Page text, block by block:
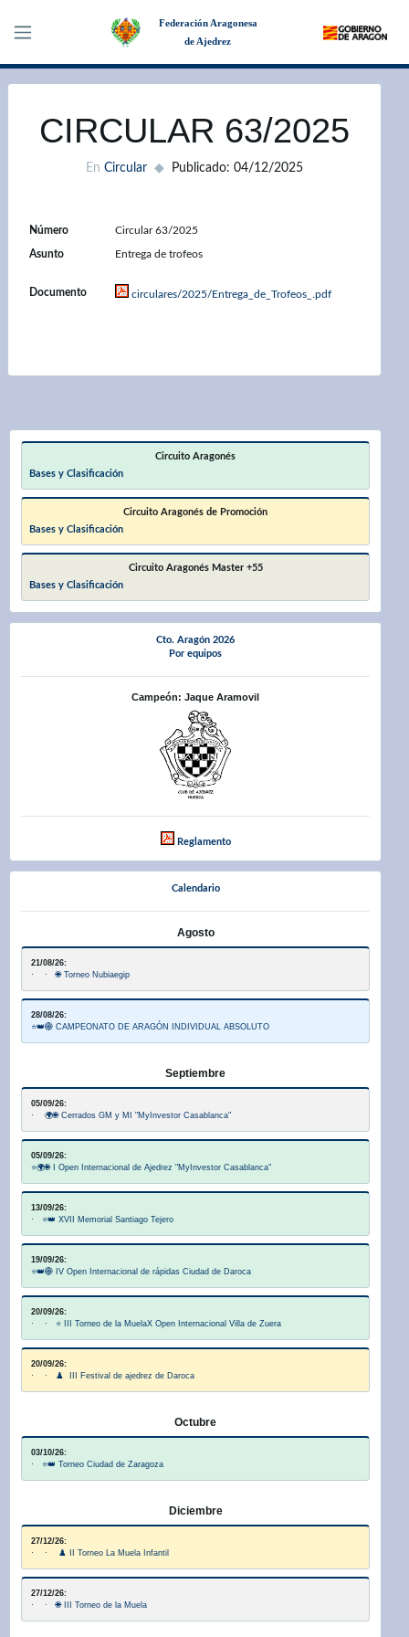
Federación Aragonesa
de Ajedrez
CIRCULAR 63/2025
En Circular Publicado: 04/12/2025
Número Circular 63/2025
Asunto Entrega de trofeos
Documento circulares/2025/Entrega_de_Trofeos_.pdf
Circuito Aragonés
Bases y Clasificación
Circuito Aragonés de Promoción
Bases y Clasificación
Circuito Aragonés Master +55
Bases y Clasificación
Cto. Aragón 2026
Por equipos
Campeón: Jaque Aramovil
Reglamento
Calendario
Agosto
21/08/26:
· · 🌐 Torneo Nubiaegip
28/08/26:
⭐👑🌐 CAMPEONATO DE ARAGÓN INDIVIDUAL ABSOLUTO
Septiembre
05/09/26:
· 🌍🌐 Cerrados GM y MI "MyInvestor Casablanca"
05/09/26:
⭐🌍🌐 I Open Internacional de Ajedrez "MyInvestor Casablanca"
13/09/26:
· ⭐👑 XVII Memorial Santiago Tejero
19/09/26:
⭐👑🌐 IV Open Internacional de rápidas Ciudad de Daroca
20/09/26:
· · ⭐ III Torneo de la MuelaX Open Internacional Villa de Zuera
20/09/26:
· · ♟️ III Festival de ajedrez de Daroca
Octubre
03/10/26:
· ⭐👑 Torneo Ciudad de Zaragoza
Diciembre
27/12/26:
· · ♟️ II Torneo La Muela Infantil
27/12/26:
· · 🌐 III Torneo de la Muela